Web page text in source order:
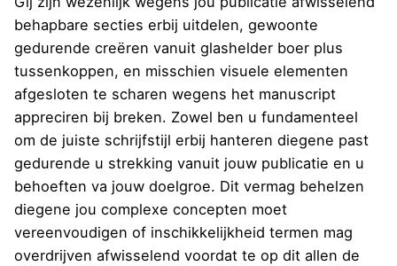
behapbare secties erbij uitdelen, gewoonte
gedurende creëren vanuit glashelder boer plus
tussenkoppen, en misschien visuele elementen
afgesloten te scharen wegens het manuscript
appreciren bij breken. Zowel ben u fundamenteel
om de juiste schrijfstijl erbij hanteren diegene past
gedurende u strekking vanuit jouw publicatie en u
behoeften va jouw doelgroe. Dit vermag behelzen
diegene jou complexe concepten moet
vereenvoudigen of inschikkelijkheid termen mag
overdrijven afwisselend voordat te op dit allen de